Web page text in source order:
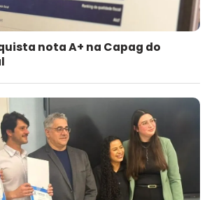
nota A+ na Capag do